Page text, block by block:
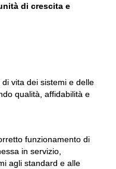
di crescita e
vita dei sistemi e delle
qualità, affidabilità e
funzionamento di
in servizio,
agli standard e alle